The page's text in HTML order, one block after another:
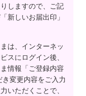
しますので、ご記
新しいお届出印」
は、インターネッ
スにログイン後、
情報「ご登録内容
変更内容をご入力
いただくことで、